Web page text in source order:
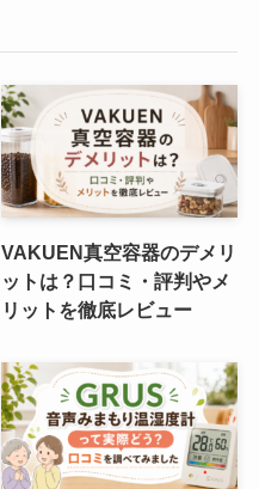
VAKUEN真空容器のデメリ
ットは？口コミ・評判やメ
リットを徹底レビュー